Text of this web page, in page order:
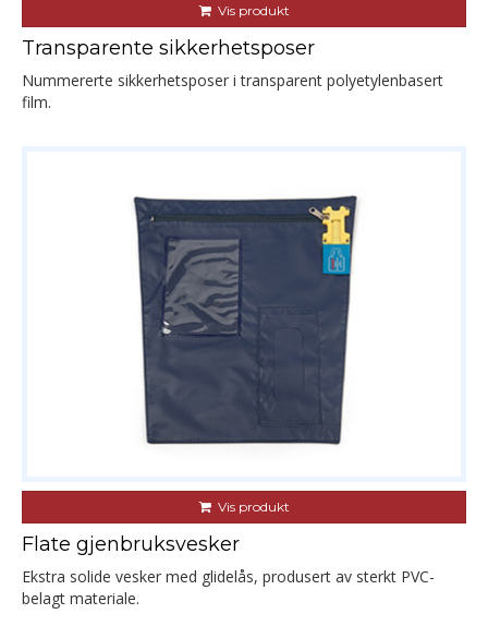
Vis produkt
Transparente sikkerhetsposer
Nummererte sikkerhetsposer i transparent polyetylenbasert
film.
Vis produkt
Flate gjenbruksvesker
Ekstra solide vesker med glidelås, produsert av sterkt PVC-
belagt materiale.